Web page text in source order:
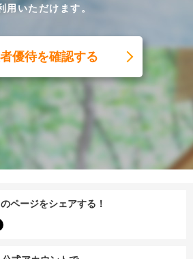
用いただけます。
優待を確認する
ページをシェアする！